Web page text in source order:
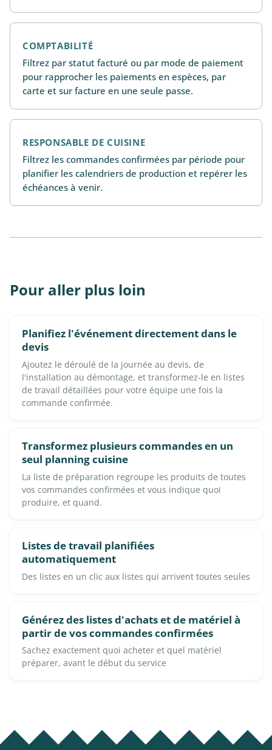
COMPTABILITÉ
Filtrez par statut facturé ou par mode de paiement
pour rapprocher les paiements en espèces, par
carte et sur facture en une seule passe.
RESPONSABLE DE CUISINE
Filtrez les commandes confirmées par période pour
planifier les calendriers de production et repérer les
échéances à venir.
Pour aller plus loin
Planifiez l'événement directement dans le
devis
Ajoutez le déroulé de la journée au devis, de
l'installation au démontage, et transformez-le en listes
de travail détaillées pour votre équipe une fois la
commande confirmée.
Transformez plusieurs commandes en un
seul planning cuisine
La liste de préparation regroupe les produits de toutes
vos commandes confirmées et vous indique quoi
produire, et quand.
Listes de travail planifiées
automatiquement
Des listes en un clic aux listes qui arrivent toutes seules
Générez des listes d'achats et de matériel à
partir de vos commandes confirmées
Sachez exactement quoi acheter et quel matériel
préparer, avant le début du service